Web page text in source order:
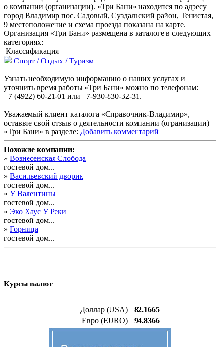
о компании (организации). «Три Бани» находится по адресу
город Владимир пос. Садовый, Суздальский район, Тенистая,
9 местоположение и схема проезда показана на карте.
Организация «Три Бани» размещена в каталоге в следующих
категориях:
Классификация
Спорт / Отдых / Туризм
Узнать необходимую информацию о наших услугах и
уточнить время работы «Три Бани» можно по телефонам:
+7 (4922) 60-21-01 или +7-930-830-32-31.
Уважаемый клиент каталога «Справочник-Владимир»,
оставьте свой отзыв о деятельности компании (огранизации)
«Три Бани» в разделе: Добавить комментарий
Похожие компании:
» Вознесенская Слобода
гостевой дом...
» Васильевский дворик
гостевой дом...
» У Валентины
гостевой дом...
» Эко Хаус У Реки
гостевой дом...
» Горница
гостевой дом...
Курсы валют
Доллар (USA)
82.1665
Евро (EURO)
94.8366